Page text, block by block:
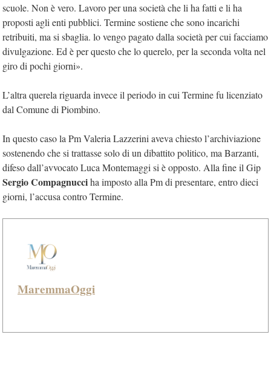
scuole. Non è vero. Lavoro per una società che li ha fatti e li ha
proposti agli enti pubblici. Termine sostiene che sono incarichi
retribuiti, ma si sbaglia. lo vengo pagato dalla società per cui facciamo
divulgazione. Ed è per questo che lo querelo, per la seconda volta nel
giro di pochi giorni».
L’altra querela riguarda invece il periodo in cui Termine fu licenziato
dal Comune di Piombino.
In questo caso la Pm Valeria Lazzerini aveva chiesto l’archiviazione
sostenendo che si trattasse solo di un dibattito politico, ma Barzanti,
difeso dall’avvocato Luca Montemaggi si è opposto. Alla fine il Gip
Sergio Compagnucciha imposto alla Pm di presentare, entro dieci
giorni, l’accusa contro Termine.
MaremmaOggi